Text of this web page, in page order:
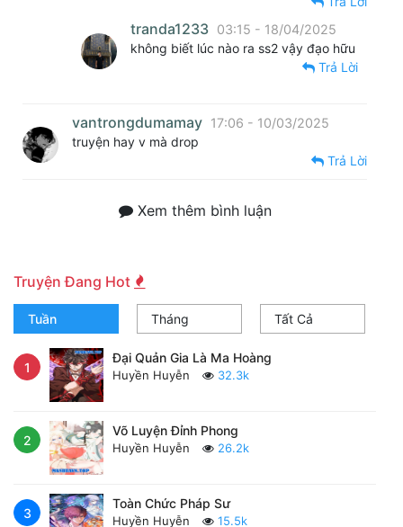
tranda1233 03:15 - 18/04/2025
không biết lúc nào ra ss2 vậy đạo hữu
Trả Lời
vantrongdumamay 17:06 - 10/03/2025
truyện hay v mà drop
Trả Lời
Xem thêm bình luận
Truyện Đang Hot
Tuần Tháng Tất Cả
1
Đại Quản Gia Là Ma Hoàng
Huyền Huyễn 32.3k
2
Võ Luyện Đỉnh Phong
Huyền Huyễn 26.2k
3
Toàn Chức Pháp Sư
Huyền Huyễn 15.5k